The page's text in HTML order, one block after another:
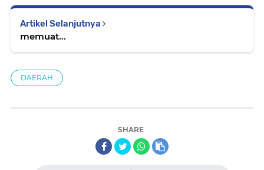
Artikel Selanjutnya
memuat...
DAERAH
SHARE